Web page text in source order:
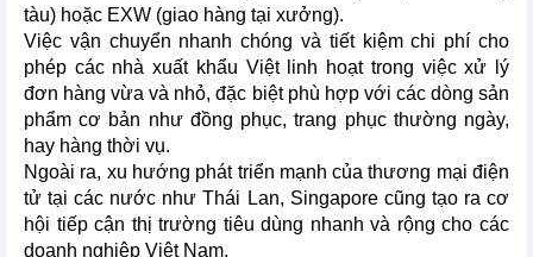
tàu) hoặc EXW (giao hàng tại xưởng).
Việc vận chuyển nhanh chóng và tiết kiệm chi phí cho
phép các nhà xuất khẩu Việt linh hoạt trong việc xử lý
đơn hàng vừa và nhỏ, đặc biệt phù hợp với các dòng sản
phẩm cơ bản như đồng phục, trang phục thường ngày,
hay hàng thời vụ.
Ngoài ra, xu hướng phát triển mạnh của thương mại điện
tử tại các nước như Thái Lan, Singapore cũng tạo ra cơ
hội tiếp cận thị trường tiêu dùng nhanh và rộng cho các
doanh nghiệp Việt Nam.